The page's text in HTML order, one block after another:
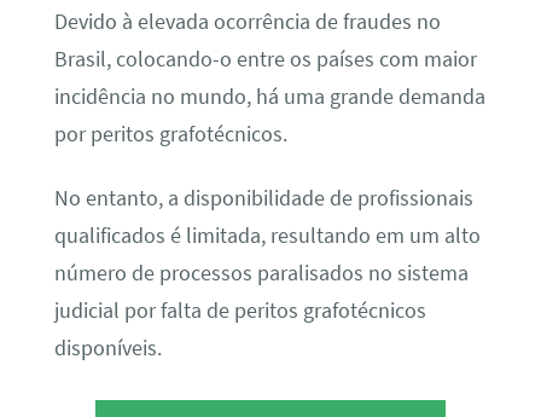
Devido à elevada ocorrência de fraudes no
Brasil, colocando-o entre os países com maior
incidência no mundo, há uma grande demanda
por peritos grafotécnicos.
No entanto, a disponibilidade de profissionais
qualificados é limitada, resultando em um alto
número de processos paralisados no sistema
judicial por falta de peritos grafotécnicos
disponíveis.